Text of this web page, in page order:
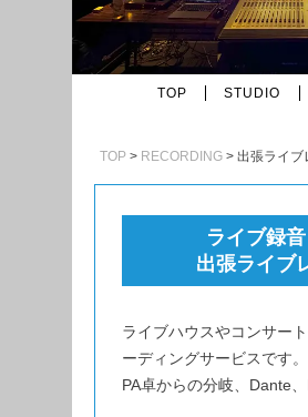
TOP STUDIO
TOP RECORDING 出張ライブ
ライブ録
出張ライブ
ライブハウスやコンサー
ーディングサービスです。
PA卓からの分岐、Dante